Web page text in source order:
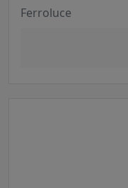
Ferroluce